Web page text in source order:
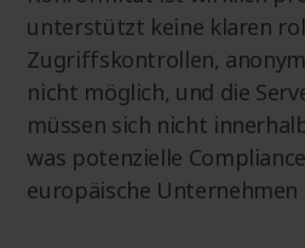
unterstützt keine klaren
Zugriffskontrollen,
nicht möglich, und die
müssen sich nicht
was potenzielle
europäische